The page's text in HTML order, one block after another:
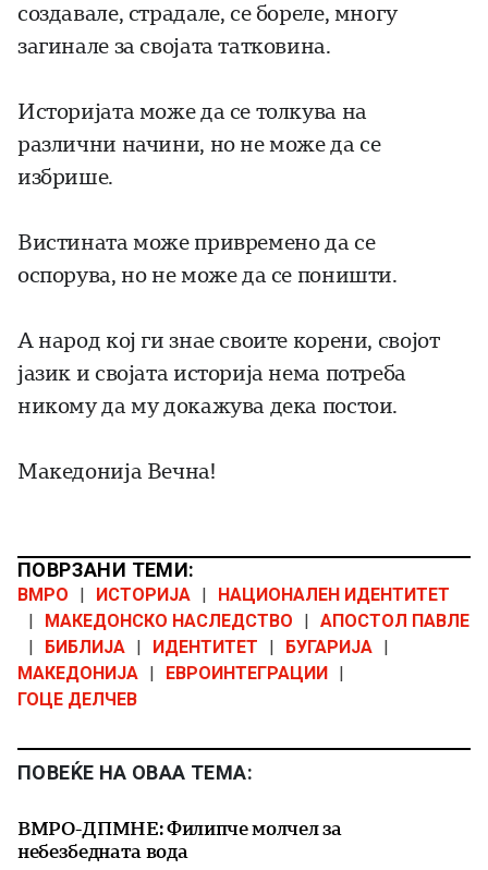
создавале, страдале, се бореле, многу
загинале за својата татковина.
Историјата може да се толкува на
различни начини, но не може да се
избрише.
Вистината може привремено да се
оспорува, но не може да се поништи.
А народ кој ги знае своите корени, својот
јазик и својата историја нема потреба
никому да му докажува дека постои.
Македонија Вечна!
ПОВРЗАНИ ТЕМИ:
ВМРО ИСТОРИЈА
НАЦИОНАЛЕН ИДЕНТИТЕТ
МАКЕДОНСКО НАСЛЕДСТВО
АПОСТОЛ ПАВЛЕ
БИБЛИЈА ИДЕНТИТЕТ БУГАРИЈА
МАКЕДОНИЈА
ЕВРОИНТЕГРАЦИИ
ГОЦЕ ДЕЛЧЕВ
ПОВЕЌЕ НА ОВАА ТЕМА:
ВМРО-ДПМНЕ: Филипче молчел за
небезбедната вода